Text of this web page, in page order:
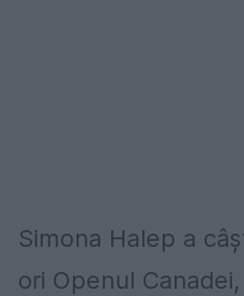
Simona Halep a
ori Openul